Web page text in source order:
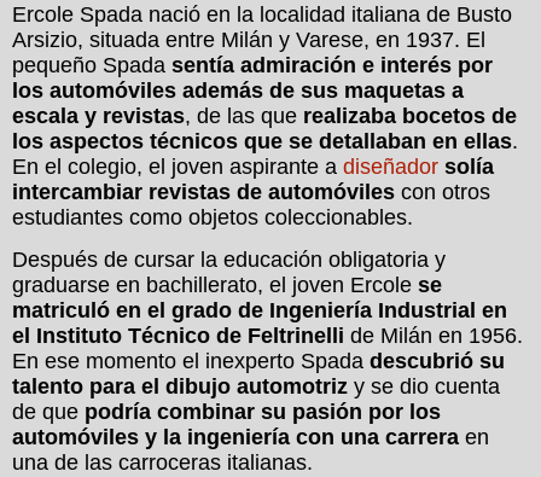
Ercole Spada nació en la localidad italiana de Busto
Arsizio, situada entre Milán y Varese, en 1937. El
pequeño Spada sentía admiración e interés por
los automóviles además de sus maquetas a
escala y revistas, de las que realizaba bocetos de
los aspectos técnicos que se detallaban en ellas.
En el colegio, el joven aspirante a diseñador solía
intercambiar revistas de automóviles con otros
estudiantes como objetos coleccionables.
Después de cursar la educación obligatoria y
graduarse en bachillerato, el joven Ercole se
matriculó en el grado de Ingeniería Industrial en
el Instituto Técnico de Feltrinelli de Milán en 1956.
En ese momento el inexperto Spada descubrió su
talento para el dibujo automotriz y se dio cuenta
de que podría combinar su pasión por los
automóviles y la ingeniería con una carrera en
una de las carroceras italianas.